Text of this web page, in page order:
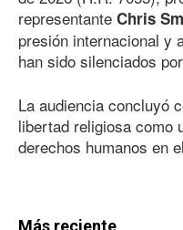
representante Chris
presión internacional y
han sido silenciados
La audiencia concluyó
libertad religiosa como
derechos humanos en
Más reciente